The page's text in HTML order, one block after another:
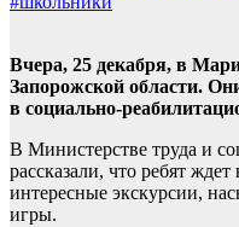
Вчера, 25 декабря, в
Запорожской области.
в социально-
В Министерстве труда и
рассказали, что ребят
интересные экскурсии,
игры.